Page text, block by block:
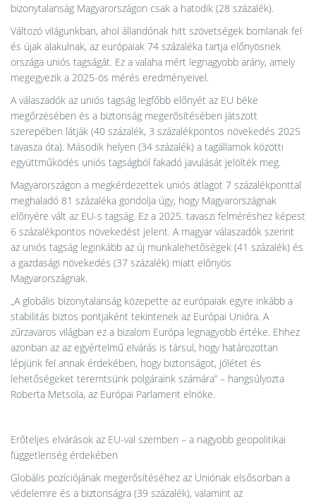
bizonytalanság Magyarországon csak a hatodik (28 százalék).
Változó világunkban, ahol állandónak hitt szövetségek bomlanak fel
és újak alakulnak, az európaiak 74 százaléka tartja előnyösnek
országa uniós tagságát. Ez a valaha mért legnagyobb arány, amely
megegyezik a 2025-ös mérés eredményeivel.
A válaszadók az uniós tagság legfőbb előnyét az EU béke
megőrzésében és a biztonság megerősítésében játszott
szerepében látják (40 százalék, 3 százalékpontos növekedés 2025
tavasza óta). Második helyen (34 százalék) a tagállamok közötti
együttműködés uniós tagságból fakadó javulását jelölték meg.
Magyarországon a megkérdezettek uniós átlagot 7 százalékponttal
meghaladó 81 százaléka gondolja úgy, hogy Magyarországnak
előnyére vált az EU-s tagság. Ez a 2025. tavaszi felméréshez képest
6 százalékpontos növekedést jelent. A magyar válaszadók szerint
az uniós tagság leginkább az új munkalehetőségek (41 százalék) és
a gazdasági növekedés (37 százalék) miatt előnyös
Magyarországnak.
„A globális bizonytalanság közepette az európaiak egyre inkább a
stabilitás biztos pontjaként tekintenek az Európai Unióra. A
zűrzavaros világban ez a bizalom Európa legnagyobb értéke. Ehhez
azonban az az egyértelmű elvárás is társul, hogy határozottan
lépjünk fel annak érdekében, hogy biztonságot, jólétet és
lehetőségeket teremtsünk polgáraink számára” – hangsúlyozta
Roberta Metsola, az Európai Parlament elnöke.
Erőteljes elvárások az EU-val szemben – a nagyobb geopolitikai
függetlenség érdekében
Globális pozíciójának megerősítéséhez az Uniónak elsősorban a
védelemre és a biztonságra (39 százalék), valamint az